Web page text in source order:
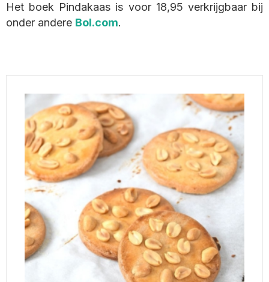
Het boek Pindakaas is voor 18,95 verkrijgbaar bij
onder andere Bol.com.